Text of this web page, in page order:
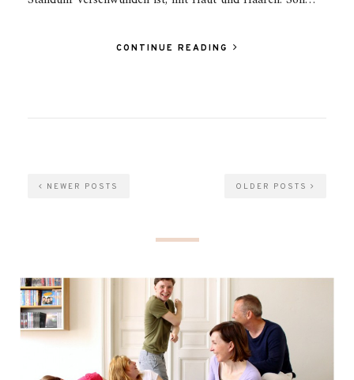
CONTINUE READING
OLDER POSTS
NEWER POSTS